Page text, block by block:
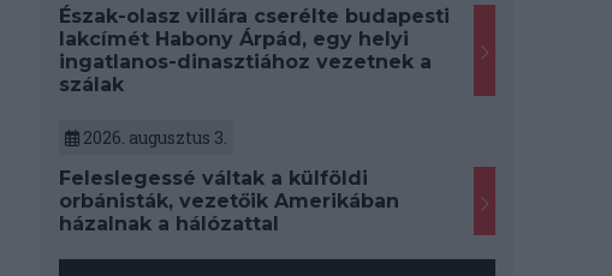
Észak-olasz villára cserélte budapesti
lakcímét Habony Árpád, egy helyi
ingatlanos-dinasztiához vezetnek a
szálak
2026. augusztus 3.
Feleslegessé váltak a külföldi
orbánisták, vezetőik Amerikában
házalnak a hálózattal